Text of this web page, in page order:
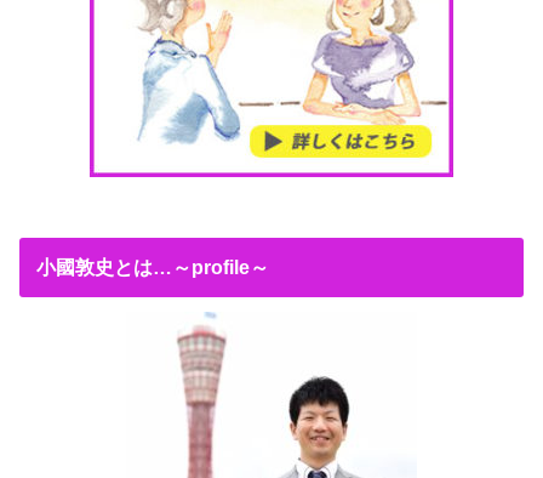
小國敦史とは…～profile～